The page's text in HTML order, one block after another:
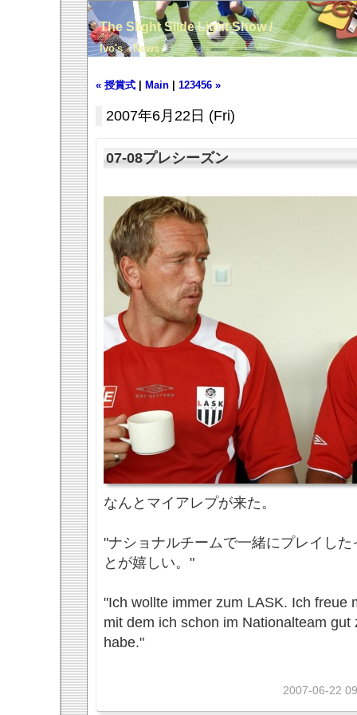
The Slight Slide Light Show /
Ivo's News
« 授賞式 Main 123456 »
2007年6月22日 (Fri)
07-08プレシーズン
なんとマイアレプが来た。
"ナショナルチームで一緒にプレイし
とが嬉しい。"
"Ich wollte immer zum LASK. Ich freue
mit dem ich schon im Nationalteam gut
habe."
2007-06-22